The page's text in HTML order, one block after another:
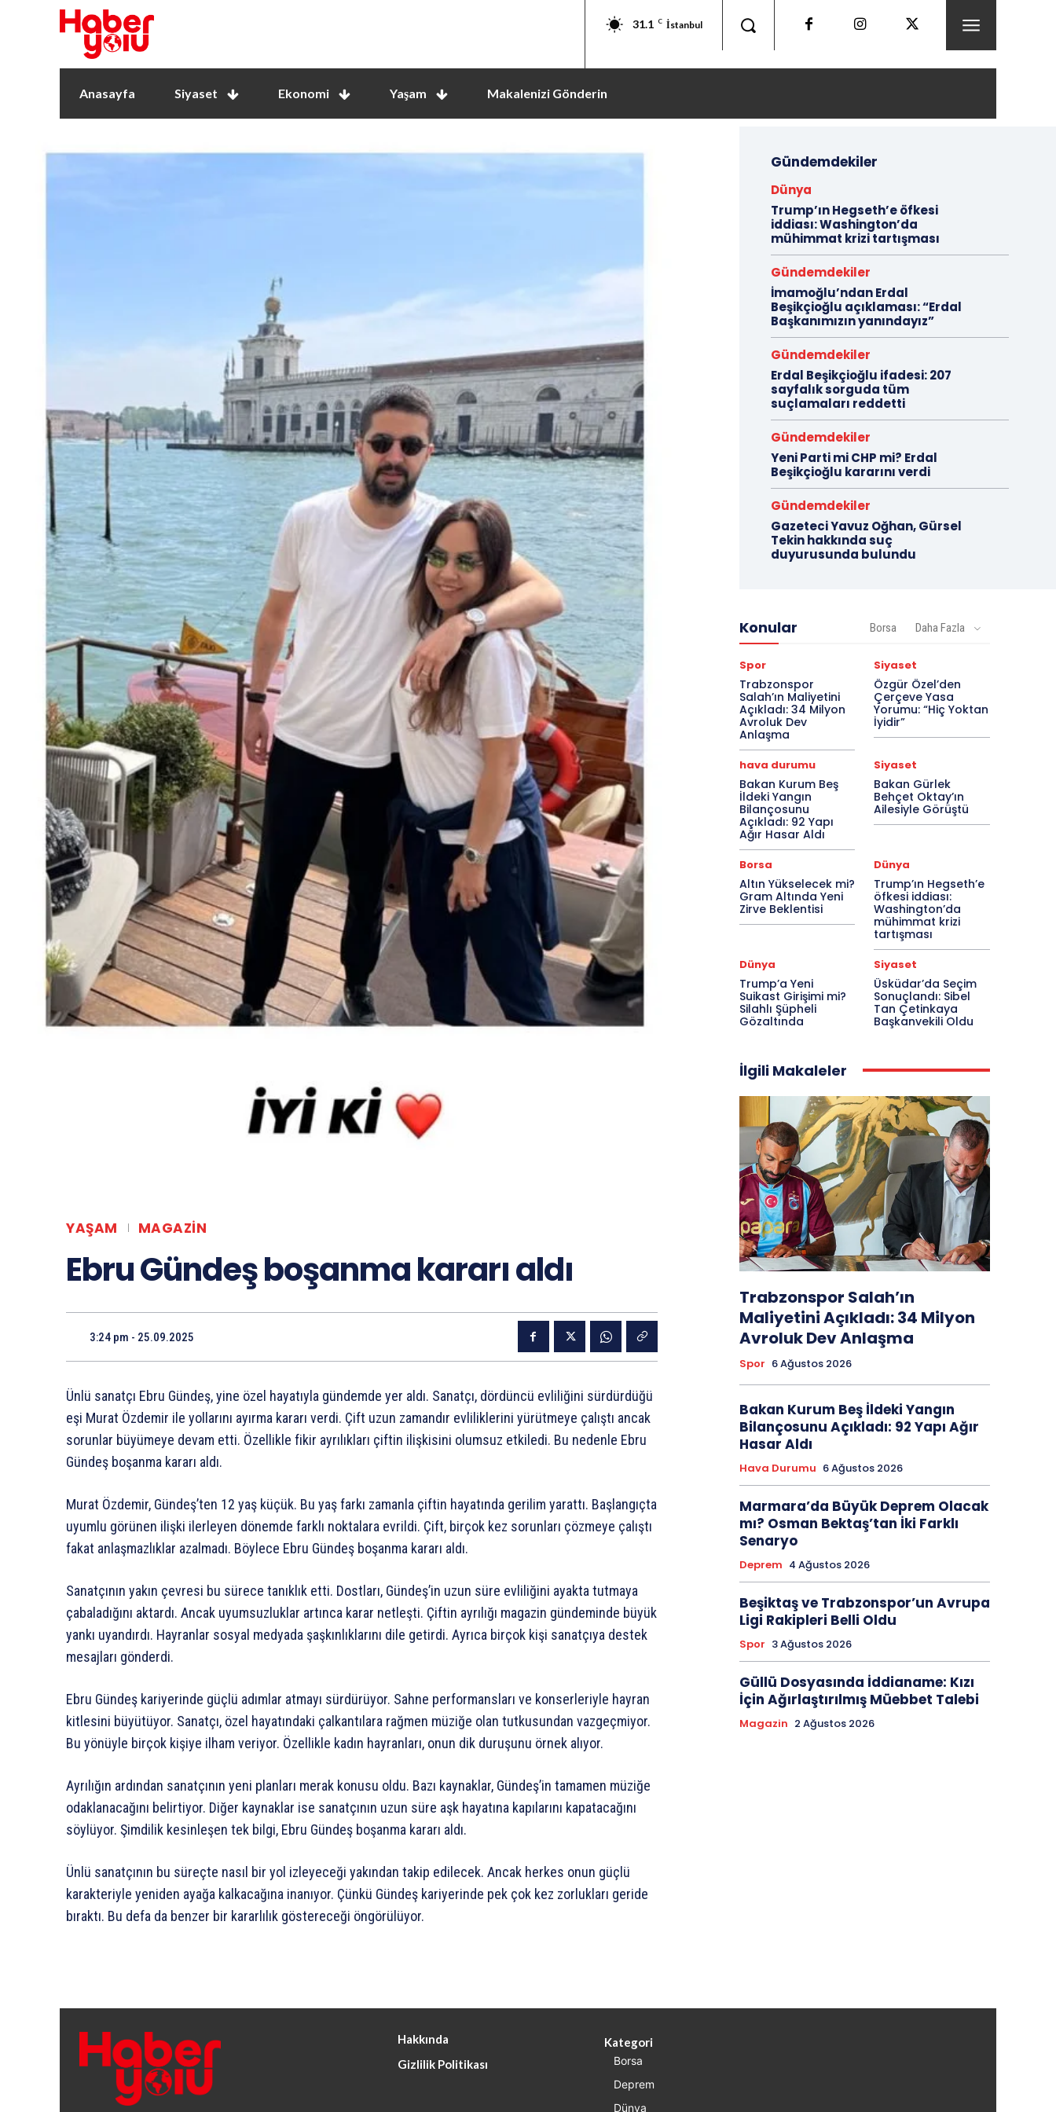
31.1 C İstanbul
Anasayfa Siyaset Ekonomi Yaşam Makalenizi Gönderin
YAŞAM MAGAZIN
Ebru Gündeş boşanma kararı aldı
3:24 pm - 25.09.2025
Ünlü sanatçı Ebru Gündeş, yine özel hayatıyla gündemde yer aldı. Sanatçı, dördüncü evliliğini sürdürdüğü
eşi Murat Özdemir ile yollarını ayırma kararı verdi. Çift uzun zamandır evliliklerini yürütmeye çalıştı ancak
sorunlar büyümeye devam etti. Özellikle fikir ayrılıkları çiftin ilişkisini olumsuz etkiledi. Bu nedenle Ebru
Gündeş boşanma kararı aldı.
Murat Özdemir, Gündeş’ten 12 yaş küçük. Bu yaş farkı zamanla çiftin hayatında gerilim yarattı. Başlangıçta
uyumlu görünen ilişki ilerleyen dönemde farklı noktalara evrildi. Çift, birçok kez sorunları çözmeye çalıştı
fakat anlaşmazlıklar azalmadı. Böylece Ebru Gündeş boşanma kararı aldı.
Sanatçının yakın çevresi bu sürece tanıklık etti. Dostları, Gündeş’in uzun süre evliliğini ayakta tutmaya
çabaladığını aktardı. Ancak uyumsuzluklar artınca karar netleşti. Çiftin ayrılığı magazin gündeminde büyük
yankı uyandırdı. Hayranlar sosyal medyada şaşkınlıklarını dile getirdi. Ayrıca birçok kişi sanatçıya destek
mesajları gönderdi.
Ebru Gündeş kariyerinde güçlü adımlar atmayı sürdürüyor. Sahne performansları ve konserleriyle hayran
kitlesini büyütüyor. Sanatçı, özel hayatındaki çalkantılara rağmen müziğe olan tutkusundan vazgeçmiyor.
Bu yönüyle birçok kişiye ilham veriyor. Özellikle kadın hayranları, onun dik duruşunu örnek alıyor.
Ayrılığın ardından sanatçının yeni planları merak konusu oldu. Bazı kaynaklar, Gündeş’in tamamen müziğe
odaklanacağını belirtiyor. Diğer kaynaklar ise sanatçının uzun süre aşk hayatına kapılarını kapatacağını
söylüyor. Şimdilik kesinleşen tek bilgi, Ebru Gündeş boşanma kararı aldı.
Ünlü sanatçının bu süreçte nasıl bir yol izleyeceği yakından takip edilecek. Ancak herkes onun güçlü
karakteriyle yeniden ayağa kalkacağına inanıyor. Çünkü Gündeş kariyerinde pek çok kez zorlukları geride
bıraktı. Bu defa da benzer bir kararlılık göstereceği öngörülüyor.
Gündemdekiler
Dünya
Trump’ın Hegseth’e öfkesi
iddiası: Washington’da
mühimmat krizi tartışması
Gündemdekiler
İmamoğlu’ndan Erdal
Beşikçioğlu açıklaması: “Erdal
Başkanımızın yanındayız”
Gündemdekiler
Erdal Beşikçioğlu ifadesi: 207
sayfalık sorguda tüm
suçlamaları reddetti
Gündemdekiler
Yeni Parti mi CHP mi? Erdal
Beşikçioğlu kararını verdi
Gündemdekiler
Gazeteci Yavuz Oğhan, Gürsel
Tekin hakkında suç
duyurusunda bulundu
Konular Borsa Daha Fazla
Spor
Trabzonspor
Salah’ın Maliyetini
Açıkladı: 34 Milyon
Avroluk Dev
Anlaşma
Siyaset
Özgür Özel’den
Çerçeve Yasa
Yorumu: “Hiç Yoktan
İyidir”
hava durumu
Bakan Kurum Beş
İldeki Yangın
Bilançosunu
Açıkladı: 92 Yapı
Ağır Hasar Aldı
Siyaset
Bakan Gürlek
Behçet Oktay’ın
Ailesiyle Görüştü
Borsa
Altın Yükselecek mi?
Gram Altında Yeni
Zirve Beklentisi
Dünya
Trump’ın Hegseth’e
öfkesi iddiası:
Washington’da
mühimmat krizi
tartışması
Dünya
Trump’a Yeni
Suikast Girişimi mi?
Silahlı Şüpheli
Gözaltında
Siyaset
Üsküdar’da Seçim
Sonuçlandı: Sibel
Tan Çetinkaya
Başkanvekili Oldu
İlgili Makaleler
Trabzonspor Salah’ın
Maliyetini Açıkladı: 34 Milyon
Avroluk Dev Anlaşma
Spor 6 Ağustos 2026
Bakan Kurum Beş İldeki Yangın
Bilançosunu Açıkladı: 92 Yapı Ağır
Hasar Aldı
Hava Durumu 6 Ağustos 2026
Marmara’da Büyük Deprem Olacak
mı? Osman Bektaş’tan İki Farklı
Senaryo
Deprem 4 Ağustos 2026
Beşiktaş ve Trabzonspor’un Avrupa
Ligi Rakipleri Belli Oldu
Spor 3 Ağustos 2026
Güllü Dosyasında İddianame: Kızı
İçin Ağırlaştırılmış Müebbet Talebi
Magazin 2 Ağustos 2026
Hakkında
Gizlilik Politikası
Kategori
Borsa
Deprem
Dünya